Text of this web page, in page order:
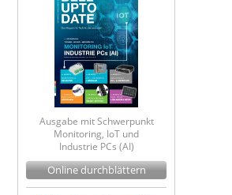
Ausgabe mit Schwerpunkt
Monitoring, IoT und
Industrie PCs (AI)
Online durchblättern